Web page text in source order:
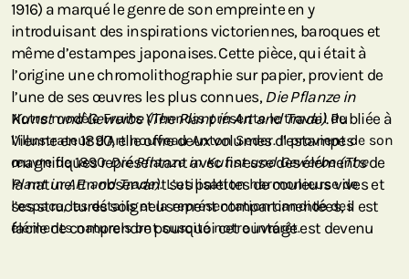
1916) a marqué le genre de son empreinte en y
introduisant des inspirations victoriennes, baroques et
même d’estampes japonaises. Cette pièce, qui était à
l’origine une chromolithographie sur papier, provient de
l’une de ses œuvres les plus connues, Die Pflanze in
Kunst und Gewerbe (The Plant in Art and Trade). Publiée à
Vienne en 1890, elle offre deux volumes d’estampes
magnifiques représentant avec finesse des éléments de
la nature. En observant ses palettes de couleurs vives et
ses structures soigneusement compartimentées, il est
facile de comprendre pourquoi cet ouvrage est devenu
Notre modèle Fruits Viennois présente le travail de
l’illustrateur d’Art nouveau Anton Seder. Il provient de son
œuvre de 1890Die Pflanze in Kunst und Gewerbe (The
Plant in Art and Trade). L’utilisation harmonieuse de
l’espace, les détails et la représentation candide des
éléments naturels ont suscité notre intérêt.